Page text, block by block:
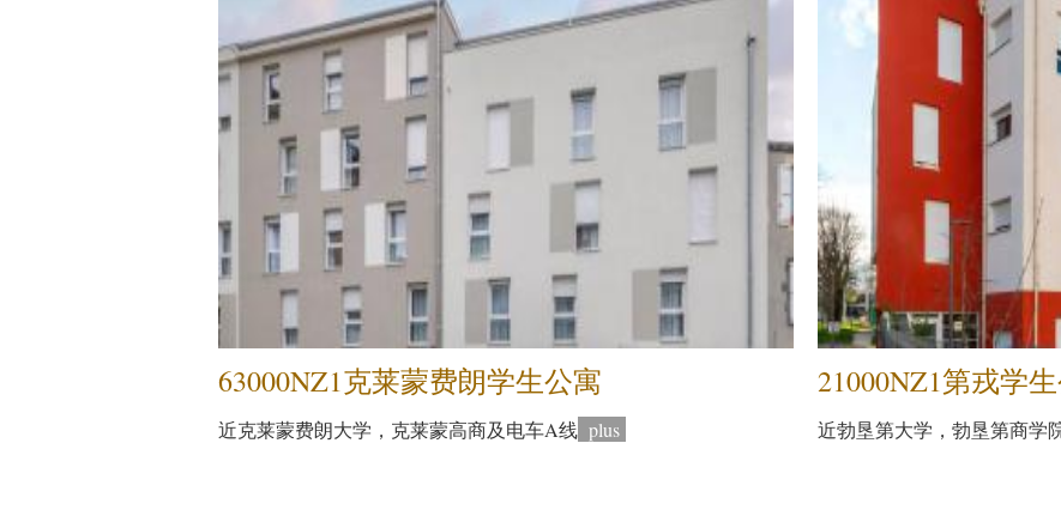
63000NZ1克莱蒙费朗学生公寓
近克莱蒙费朗大学，克莱蒙高商及电车A线 plus
21000NZ1第戎学
近勃垦第大学，勃垦第商学